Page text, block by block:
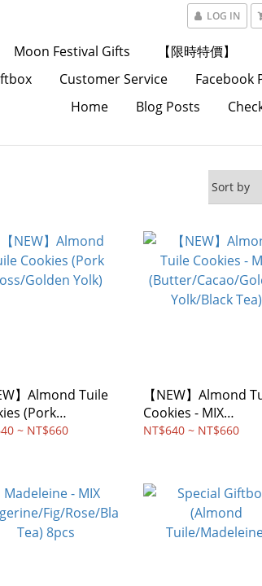
LOG IN
Moon Festival Gifts 【限時特價】
Customer Service Facebook
Home
Blog Posts
】Almond Tuile
(Pork
Golden Yolk)
~ NT$660
【NEW】Almond
Cookies - MIX
(Butter/Cacao/
NT$640 ~ NT$660